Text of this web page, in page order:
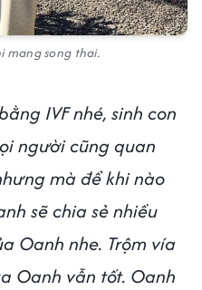
mang song thai.
IVF nhé, sinh con
người cũng quan
mà để khi nào
sẽ chia sẻ nhiều
Oanh nhe. Trộm vía
Oanh vẫn tốt. Oanh